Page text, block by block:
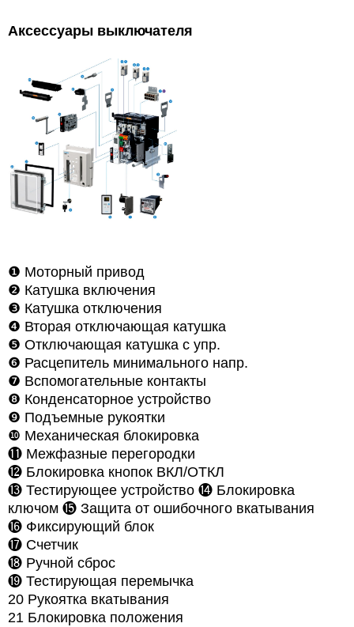
Аксессуары выключателя
❶ Моторный привод
❷ Катушка включения
❸ Катушка отключения
❹ Вторая отключающая катушка
❺ Отключающая катушка с упр.
❻ Расцепитель минимального напр.
❼ Вспомогательные контакты
❽ Конденсаторное устройство
❾ Подъемные рукоятки
❿ Механическая блокировка
⓫ Межфазные перегородки
⓬ Блокировка кнопок ВКЛ/ОТКЛ
⓭ Тестирующее устройство ⓮ Блокировка
ключом ⓯ Защита от ошибочного вкатывания
⓰ Фиксирующий блок
⓱ Счетчик
⓲ Ручной сброс
⓳ Тестирующая перемычка
20 Рукоятка вкатывания
21 Блокировка положения